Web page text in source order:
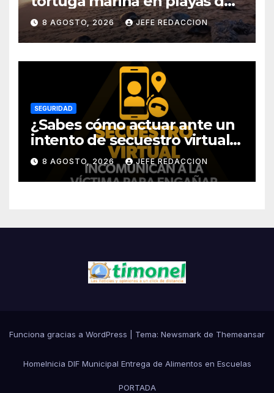
Michoacán
8 AGOSTO, 2026 JEFE REDACCION
SEGURIDAD
¿Sabes cómo actuar ante un
intento de secuestro virtual?
La SSP te guía para evitarlo
8 AGOSTO, 2026 JEFE REDACCION
Funciona gracias a WordPress Tema: Newsmark de Themeansar
HomeInicia DIF Municipal Entrega de Alimentos en Escuelas
PORTADA